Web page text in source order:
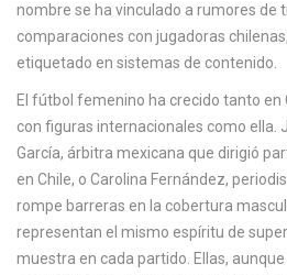
nombre se ha vinculado a rumores de
comparaciones con jugadoras
etiquetado en sistemas de contenido.
El fútbol femenino ha crecido tanto en
con figuras internacionales como ella.
García, árbitra mexicana que dirigió
en Chile, o Carolina Fernández,
rompe barreras en la cobertura
representan el mismo espíritu de
muestra en cada partido. Ellas,